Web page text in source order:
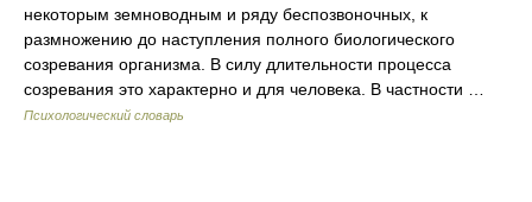
некоторым земноводным и ряду беспозвоночных, к
размножению до наступления полного биологического
созревания организма. В силу длительности процесса
созревания это характерно и для человека. В частности …
Психологический словарь